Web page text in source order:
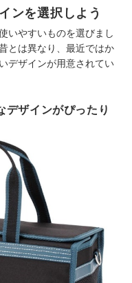
ンを選択しよう
いやすいものを選びまし
とは異なり、最近ではか
デザインが用意されてい
デザインがぴったり